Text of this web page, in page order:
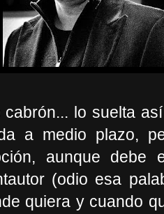
cabrón... lo suelta
a medio plazo,
aunque debe
(odio esa
quiera y cuando